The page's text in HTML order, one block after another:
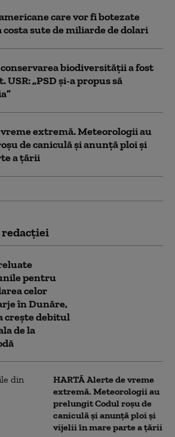
care vor fi botezate
costa sute de miliarde de dolari
biodiversității a fost
USR: „PSD și-a propus să
extremă. Meteorologii au
de caniculă și anunță ploi și
a țării
redacţiei
pentru
celor
în Dunăre,
crește debitul
de la
HARTĂ Alerte de vreme
extremă. Meteorologii au
prelungit Codul roșu de
caniculă și anunță ploi și
vijelii în mare parte a țării